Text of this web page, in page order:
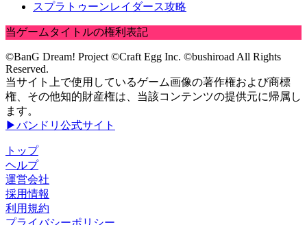
スプラトゥーンレイダース攻略
当ゲームタイトルの権利表記
©BanG Dream! Project ©Craft Egg Inc. ©bushiroad All Rights
Reserved.
当サイト上で使用しているゲーム画像の著作権および商標
権、その他知的財産権は、当該コンテンツの提供元に帰属し
ます。
▶バンドリ公式サイト
トップ
ヘルプ
運営会社
採用情報
利用規約
プライバシーポリシー